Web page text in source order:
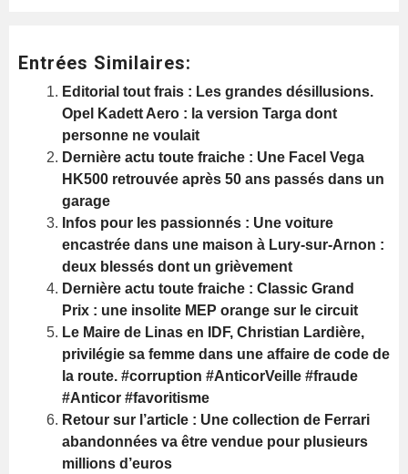
Entrées Similaires:
Editorial tout frais : Les grandes désillusions.
Opel Kadett Aero : la version Targa dont
personne ne voulait
Dernière actu toute fraiche : Une Facel Vega
HK500 retrouvée après 50 ans passés dans un
garage
Infos pour les passionnés : Une voiture
encastrée dans une maison à Lury-sur-Arnon :
deux blessés dont un grièvement
Dernière actu toute fraiche : Classic Grand
Prix : une insolite MEP orange sur le circuit
Le Maire de Linas en IDF, Christian Lardière,
privilégie sa femme dans une affaire de code de
la route. #corruption #AnticorVeille #fraude
#Anticor #favoritisme
Retour sur l’article : Une collection de Ferrari
abandonnées va être vendue pour plusieurs
millions d’euros